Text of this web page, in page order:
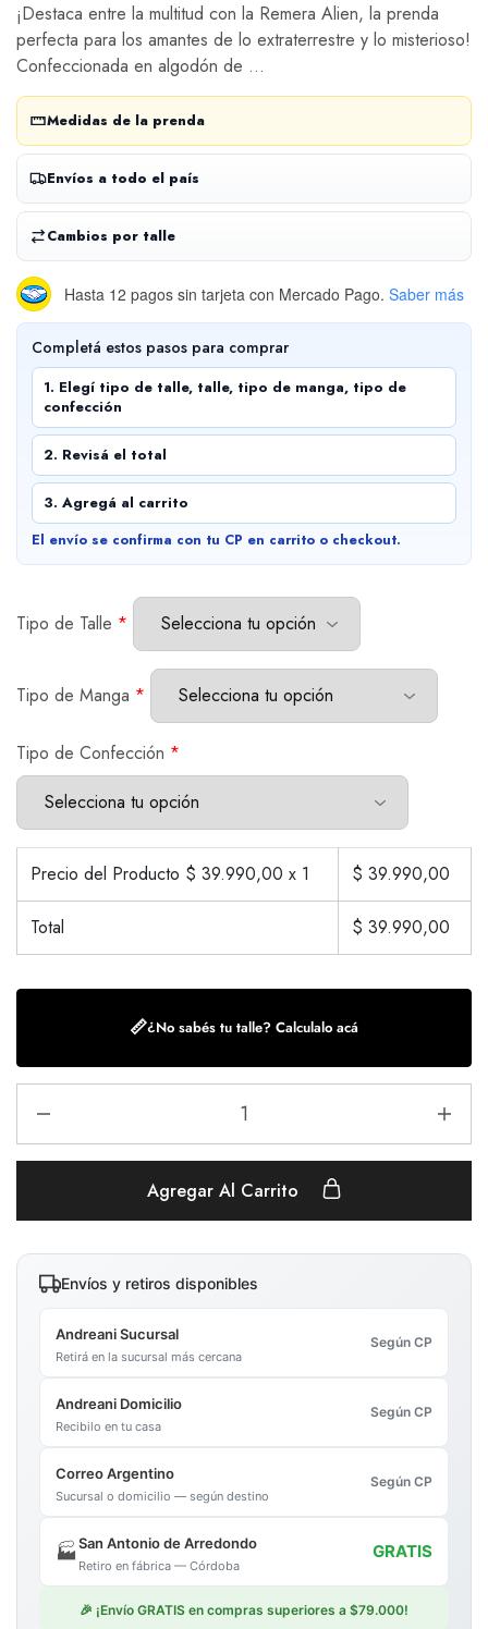
¡Destaca entre la multitud con la Remera Alien, la prenda
perfecta para los amantes de lo extraterrestre y lo misterioso!
Confeccionada en algodón de …
Medidas de la prenda
Envíos a todo el país
Cambios por talle
Hasta 12 pagos sin tarjeta con Mercado Pago. Saber más
Completá estos pasos para comprar
1. Elegí tipo de talle, talle, tipo de manga, tipo de
confección
2. Revisá el total
3. Agregá al carrito
El envío se confirma con tu CP en carrito o checkout.
Tipo de Talle *
Tipo de Manga *
Tipo de Confección *
Precio del Producto $ 39.990,00 x 1 $ 39.990,00
Total $ 39.990,00
📏¿No sabés tu talle? Calculalo acá
Agregar Al Carrito
Envíos y retiros disponibles
Andreani Sucursal
Retirá en la sucursal más cercana
Según CP
Andreani Domicilio
Recibilo en tu casa
Según CP
Correo Argentino
Sucursal o domicilio — según destino
Según CP
🏭San Antonio de Arredondo
Retiro en fábrica — Córdoba
GRATIS
🎉 ¡Envío GRATIS en compras superiores a $79.000!